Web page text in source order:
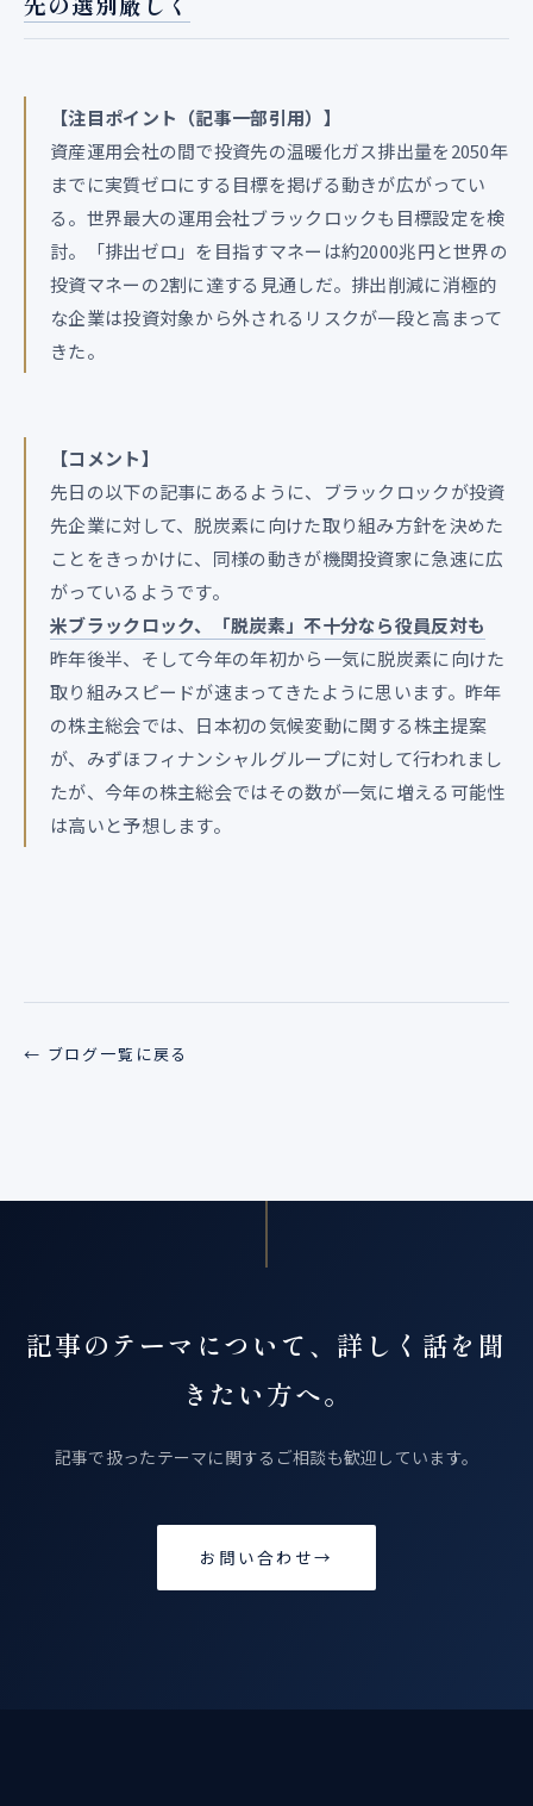
【注目ポイント（記事一部引用）】
資産運用会社の間で投資先の温暖化ガス排出量を2050年
までに実質ゼロにする目標を掲げる動きが広がってい
る。世界最大の運用会社ブラックロックも目標設定を検
討。「排出ゼロ」を目指すマネーは約2000兆円と世界の
投資マネーの2割に達する見通しだ。排出削減に消極的
な企業は投資対象から外されるリスクが一段と高まって
きた。
【コメント】
先日の以下の記事にあるように、ブラックロックが投資
先企業に対して、脱炭素に向けた取り組み方針を決めた
ことをきっかけに、同様の動きが機関投資家に急速に広
がっているようです。
米ブラックロック、「脱炭素」不十分なら役員反対も
昨年後半、そして今年の年初から一気に脱炭素に向けた
取り組みスピードが速まってきたように思います。昨年
の株主総会では、日本初の気候変動に関する株主提案
が、みずほフィナンシャルグループに対して行われまし
たが、今年の株主総会ではその数が一気に増える可能性
は高いと予想します。
← ブログ一覧に戻る
記事のテーマについて、詳しく話を聞
きたい方へ。
記事で扱ったテーマに関するご相談も歓迎しています。
お問い合わせ→